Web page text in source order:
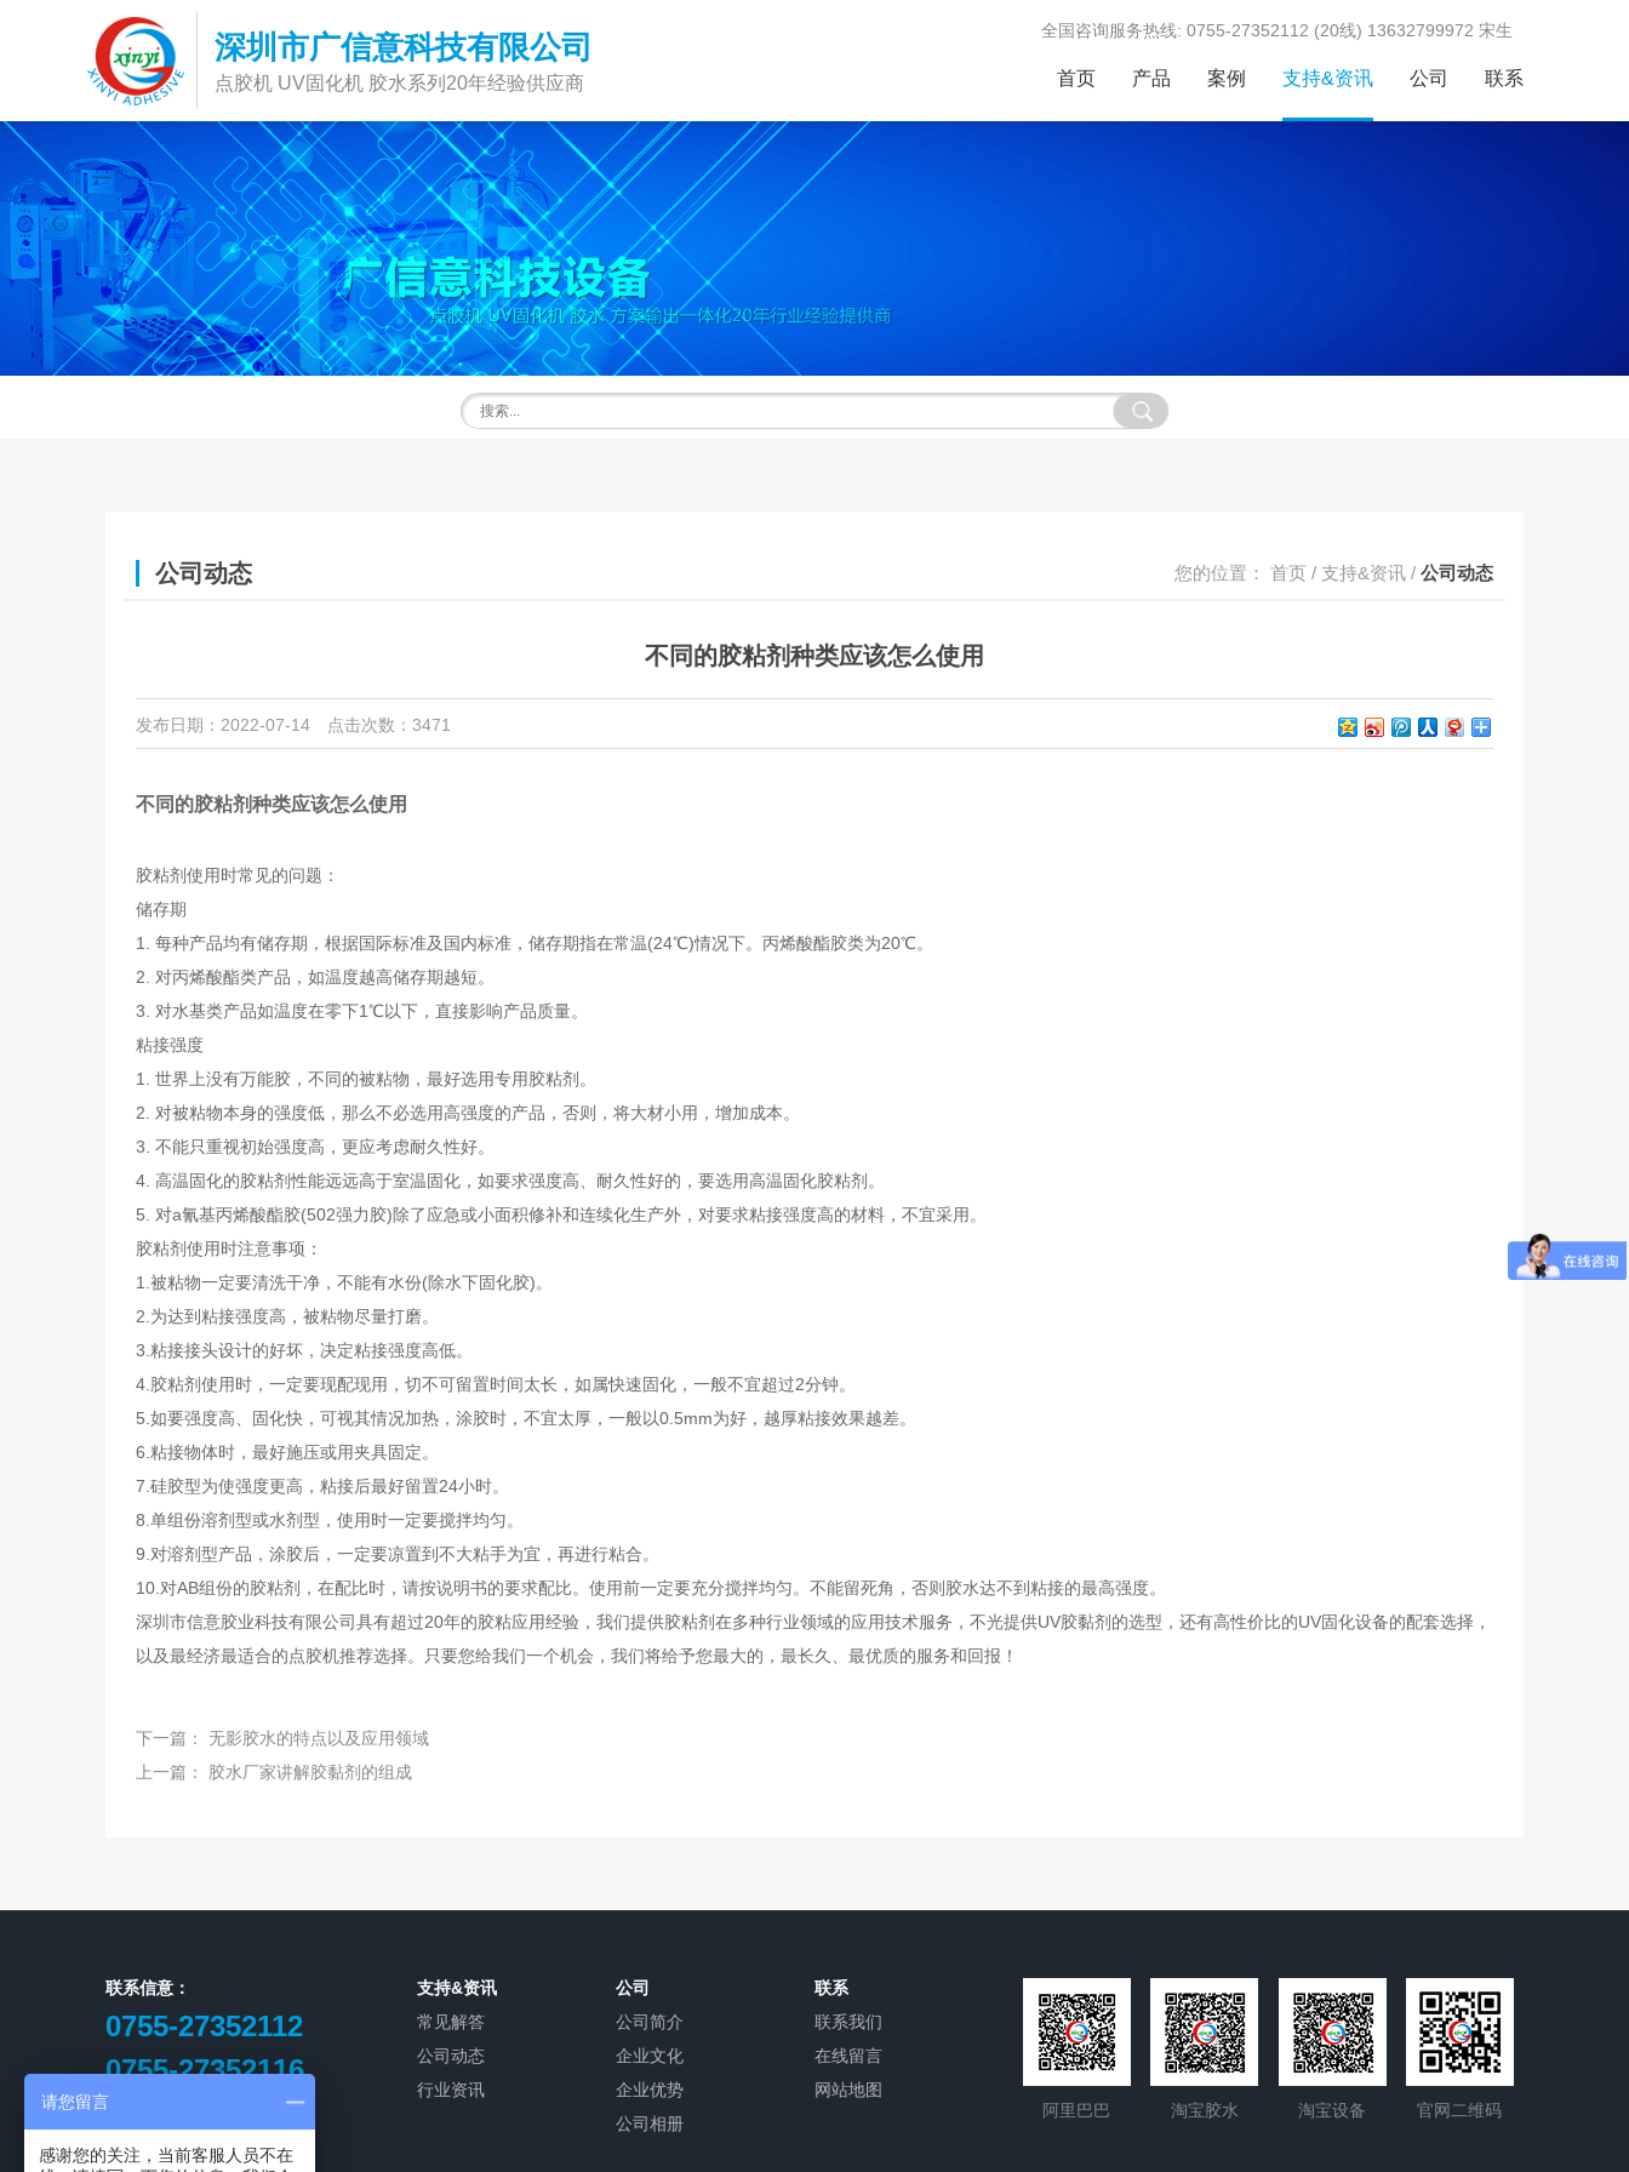
全国咨询服务热线: 0755-27352112 (20线) 13632799972 宋生
深圳市广信意科技有限公司
点胶机 UV固化机 胶水系列20年经验供应商 首页 产品 案例 支持&资讯 公司 联系
公司动态 您的位置： 首页 / 支持&资讯 / 公司动态
不同的胶粘剂种类应该怎么使用
发布日期：2022-07-14 点击次数：3471
不同的胶粘剂种类应该怎么使用
胶粘剂使用时常见的问题：
储存期
1. 每种产品均有储存期，根据国际标准及国内标准，储存期指在常温(24℃)情况下。丙烯酸酯胶类为20℃。
2. 对丙烯酸酯类产品，如温度越高储存期越短。
3. 对水基类产品如温度在零下1℃以下，直接影响产品质量。
粘接强度
1. 世界上没有万能胶，不同的被粘物，最好选用专用胶粘剂。
2. 对被粘物本身的强度低，那么不必选用高强度的产品，否则，将大材小用，增加成本。
3. 不能只重视初始强度高，更应考虑耐久性好。
4. 高温固化的胶粘剂性能远远高于室温固化，如要求强度高、耐久性好的，要选用高温固化胶粘剂。
5. 对a氰基丙烯酸酯胶(502强力胶)除了应急或小面积修补和连续化生产外，对要求粘接强度高的材料，不宜采用。
胶粘剂使用时注意事项：
1.被粘物一定要清洗干净，不能有水份(除水下固化胶)。
2.为达到粘接强度高，被粘物尽量打磨。
3.粘接接头设计的好坏，决定粘接强度高低。
4.胶粘剂使用时，一定要现配现用，切不可留置时间太长，如属快速固化，一般不宜超过2分钟。
5.如要强度高、固化快，可视其情况加热，涂胶时，不宜太厚，一般以0.5mm为好，越厚粘接效果越差。
6.粘接物体时，最好施压或用夹具固定。
7.硅胶型为使强度更高，粘接后最好留置24小时。
8.单组份溶剂型或水剂型，使用时一定要搅拌均匀。
9.对溶剂型产品，涂胶后，一定要凉置到不大粘手为宜，再进行粘合。
10.对AB组份的胶粘剂，在配比时，请按说明书的要求配比。使用前一定要充分搅拌均匀。不能留死角，否则胶水达不到粘接的最高强度。
深圳市信意胶业科技有限公司具有超过20年的胶粘应用经验，我们提供胶粘剂在多种行业领域的应用技术服务，不光提供UV胶黏剂的选型，还有高性价比的UV固化设备的配套选择，
以及最经济最适合的点胶机推荐选择。只要您给我们一个机会，我们将给予您最大的，最长久、最优质的服务和回报！
下一篇： 无影胶水的特点以及应用领域
上一篇：
胶水厂家讲解胶黏剂的组成
联系信意：
0755-27352112
0755-27352116
0755-27352119
联系人：宋云飞(先生)
支持&资讯
常见解答
公司动态
行业资讯
公司
公司简介
企业文化
企业优势
公司相册
联系
联系我们
在线留言
网站地图
阿里巴巴
淘宝胶水 淘宝设备 官网二维码
请您留言
感谢您的关注，当前客服人员不在